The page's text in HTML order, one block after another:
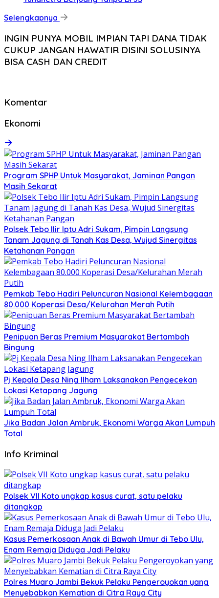
Selengkapnya
INGIN PUNYA MOBIL IMPIAN TAPI DANA TIDAK
CUKUP JANGAN HAWATIR DISINI SOLUSINYA
BISA CASH DAN CREDIT
Komentar
Ekonomi
Program SPHP Untuk Masyarakat, Jaminan Pangan
Masih Sekarat
Polsek Tebo Ilir Iptu Adri Sukam, Pimpin Langsung
Tanam Jagung di Tanah Kas Desa, Wujud Sinergitas
Ketahanan Pangan
Pemkab Tebo Hadiri Peluncuran Nasional Kelembagaan
80.000 Koperasi Desa/Kelurahan Merah Putih
Penipuan Beras Premium Masyarakat Bertambah
Bingung
Pj Kepala Desa Ning Ilham Laksanakan Pengecekan
Lokasi Ketapang Jagung
Jika Badan Jalan Ambruk, Ekonomi Warga Akan Lumpuh
Total
Info Kriminal
Polsek VII Koto ungkap kasus curat, satu pelaku
ditangkap
Kasus Pemerkosaan Anak di Bawah Umur di Tebo Ulu,
Enam Remaja Diduga Jadi Pelaku
Polres Muaro Jambi Bekuk Pelaku Pengeroyokan yang
Menyebabkan Kematian di Citra Raya City